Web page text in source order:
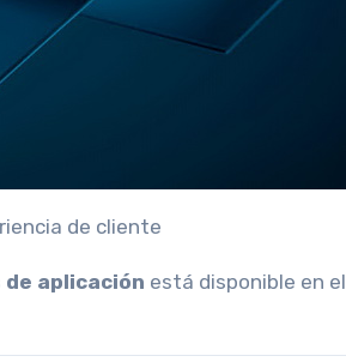
de cliente
aplicación está disponible en el